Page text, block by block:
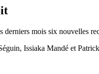
mois six nouvelles
Issiaka Mandé et